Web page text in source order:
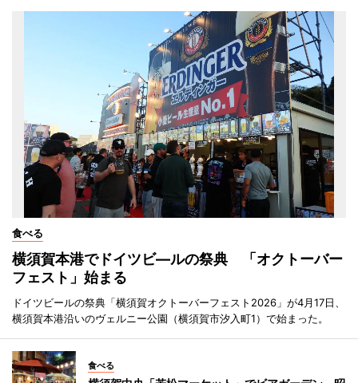
食べる
横須賀本港でドイツビ―ルの祭典 「オクトーバー
フェスト」始まる
ドイツビールの祭典「横須賀オクトーバーフェスト2026」が4月17日、
横須賀本港沿いのヴェルニー公園（横須賀市汐入町1）で始まった。
食べる